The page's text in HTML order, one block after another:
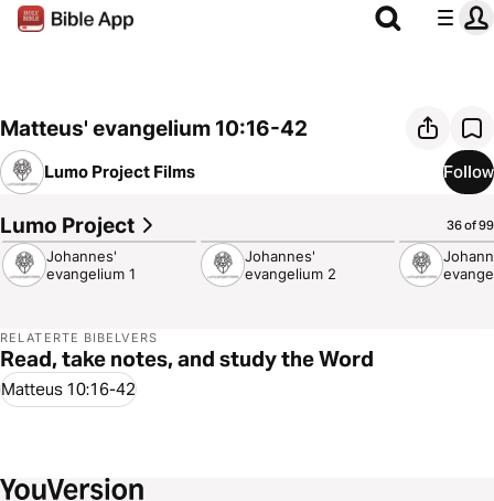
Matteus' evangelium 10:16-42
Lumo Project Films Follow
Lumo Project 36 of 99
9:12
Johannes'
evangelium 1
Johannes'
evangelium 2
RELATERTE BIBELVERS
Read, take notes, and study the Word
Matteus 10:16-42